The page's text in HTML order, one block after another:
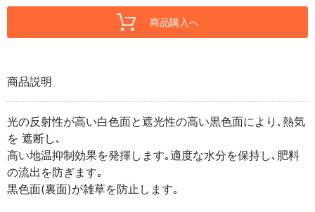
商品購入へ
商品説明
光の反射性が高い白色面と遮光性の高い黒色面により､熱気
を 遮断し､
高い地温抑制効果を発揮します｡適度な水分を保持し､肥料
の流出を防ぎます｡
黒色面(裏面)が雑草を防止します｡